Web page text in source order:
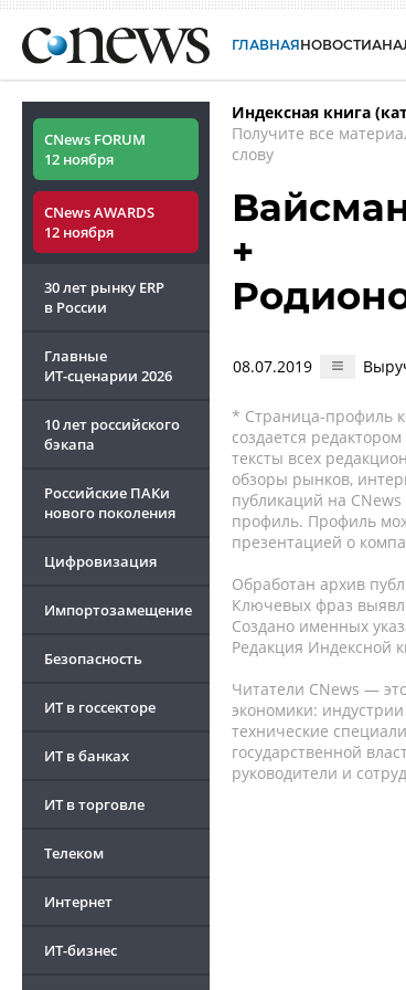
ГЛАВНАЯНОВОСТИ
CNews FORUM
12 ноября
CNews AWARDS
12 ноября
30 лет рынку ERP
в России
Главные
ИТ-сценарии 2026
10 лет российского
бэкапа
Российские ПАКи
нового поколения
Цифровизация
Импортозамещение
Безопасность
ИТ в госсекторе
ИТ в банках
ИТ в торговле
Телеком
Интернет
ИТ-бизнес
Индексная книга
Получите все
слову
+
08.07.2019
* Страница-профиль
создается
тексты всех
обзоры рынков,
публикаций на
профиль. Профиль
презентацией о
Обработан архив
Ключевых фраз
Создано именных
Редакция Индексной
Читатели CNews —
экономики:
технические
государственной
руководители и